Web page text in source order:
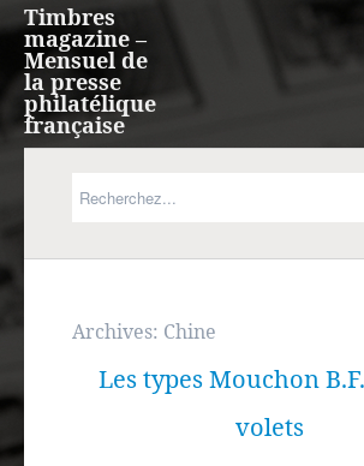
Timbres
magazine –
Mensuel de
la presse
philatélique
française
Expression française
Europe
Archives: Chine
Les types Mouchon
volets